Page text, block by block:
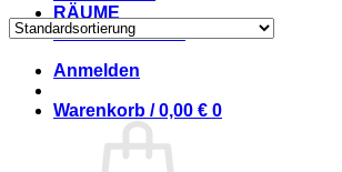
RÄUME
IDEEN & NEWS
Anmelden
Warenkorb /0,00 € 0